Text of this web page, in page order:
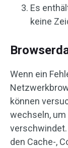
Es
keine
Wenn ein
können
wechseln, um
den Cache-,